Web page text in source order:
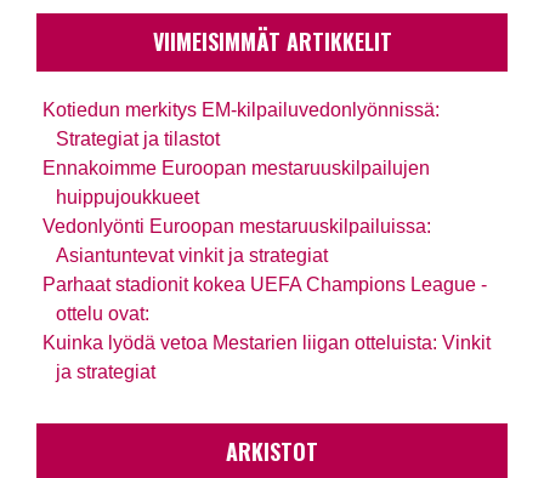
VIIMEISIMMÄT ARTIKKELIT
Kotiedun merkitys EM-kilpailuvedonlyönnissä:
Strategiat ja tilastot
Ennakoimme Euroopan mestaruuskilpailujen
huippujoukkueet
Vedonlyönti Euroopan mestaruuskilpailuissa:
Asiantuntevat vinkit ja strategiat
Parhaat stadionit kokea UEFA Champions League -
ottelu ovat:
Kuinka lyödä vetoa Mestarien liigan otteluista: Vinkit
ja strategiat
ARKISTOT